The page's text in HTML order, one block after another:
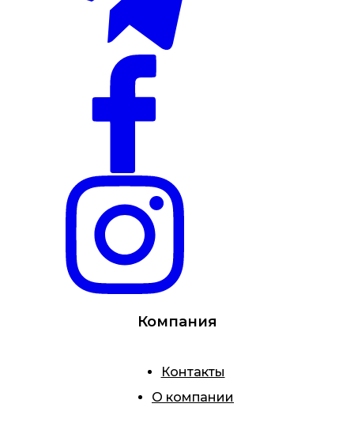
Компания
Контакты
О компании